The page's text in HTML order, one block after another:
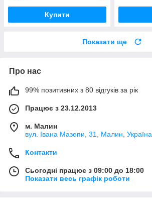
Купити
Показати ще
Про нас
99% позитивних з 80 відгуків за рік
Працює з 23.12.2013
м. Малин
вул. Івана Мазепи, 31, Малин, Україна
Контакти
Сьогодні працює з 09:00 до 18:00
Показати весь графік роботи